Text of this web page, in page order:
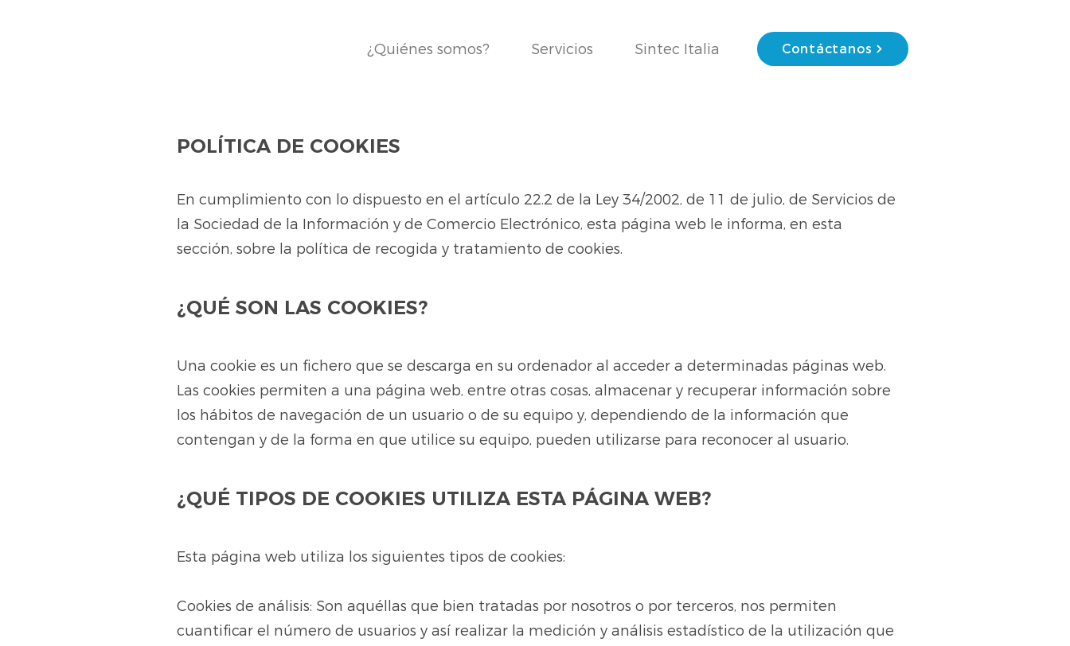
¿Quiénes somos? Servicios Sintec Italia Contáctanos
POLÍTICA DE COOKIES
En cumplimiento con lo dispuesto en el artículo 22.2 de la Ley 34/2002, de 11 de julio, de Servicios de
la Sociedad de la Información y de Comercio Electrónico, esta página web le informa, en esta
sección, sobre la política de recogida y tratamiento de cookies.
¿QUÉ SON LAS COOKIES?
Una cookie es un fichero que se descarga en su ordenador al acceder a determinadas páginas web.
Las cookies permiten a una página web, entre otras cosas, almacenar y recuperar información sobre
los hábitos de navegación de un usuario o de su equipo y, dependiendo de la información que
contengan y de la forma en que utilice su equipo, pueden utilizarse para reconocer al usuario.
¿QUÉ TIPOS DE COOKIES UTILIZA ESTA PÁGINA WEB?
Esta página web utiliza los siguientes tipos de cookies:
Cookies de análisis: Son aquéllas que bien tratadas por nosotros o por terceros, nos permiten
cuantificar el número de usuarios y así realizar la medición y análisis estadístico de la utilización que